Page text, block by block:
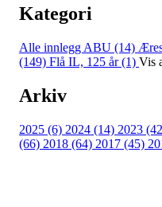
Kategori
Alle innlegg ABU (14)
(149) Flå IL, 125 år (1) Vis
Arkiv
2025 (6) 2024 (14) 2023
(66) 2018 (64) 2017 (45)